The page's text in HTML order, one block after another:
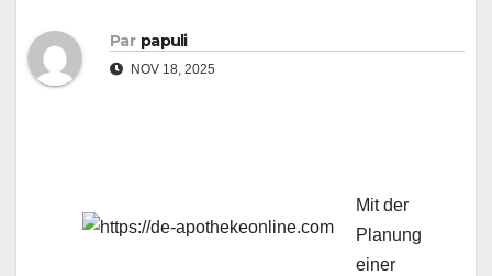
Par papuli
NOV 18, 2025
Mit der
Planung
einer